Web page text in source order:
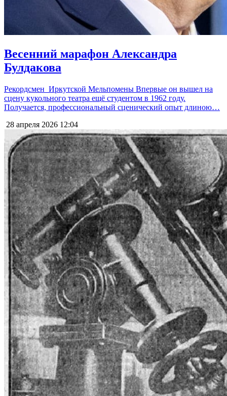
Весенний марафон Александра
Булдакова
Рекордсмен Иркутской Мельпомены Впервые он вышел на
сцену кукольного театра ещё студентом в 1962 году.
Получается, профессиональный сценический опыт длиною…
28 апреля 2026 12:04